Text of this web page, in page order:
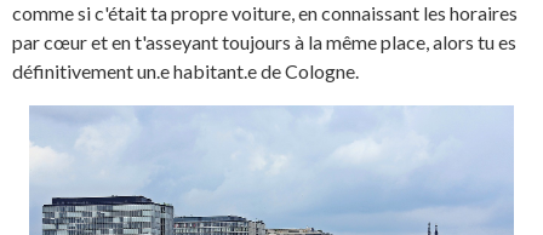
comme si c'était ta propre voiture, en connaissant les horaires
par cœur et en t'asseyant toujours à la même place, alors tu es
définitivement un.e habitant.e de Cologne.